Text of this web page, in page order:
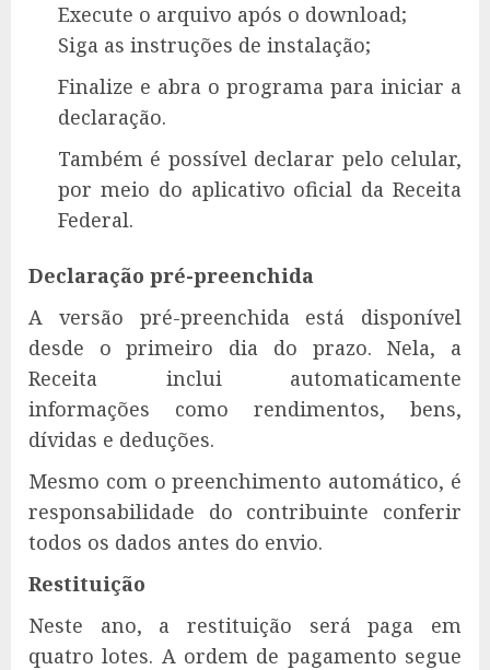
Execute o arquivo após o download;
Siga as instruções de instalação;
Finalize e abra o programa para iniciar a
declaração.
Também é possível declarar pelo celular,
por meio do aplicativo oficial da Receita
Federal.
Declaração pré-preenchida
A versão pré-preenchida está disponível
desde o primeiro dia do prazo. Nela, a
Receita inclui automaticamente
informações como rendimentos, bens,
dívidas e deduções.
Mesmo com o preenchimento automático, é
responsabilidade do contribuinte conferir
todos os dados antes do envio.
Restituição
Neste ano, a restituição será paga em
quatro lotes. A ordem de pagamento segue